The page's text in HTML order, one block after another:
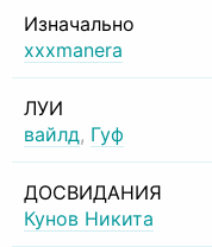
Изначально
xxxmanera
ЛУИ
вайлд, Гуф
ДОСВИДАНИЯ
Кунов Никита